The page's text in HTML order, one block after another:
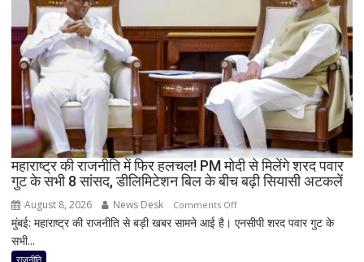
दिल
जितनी
जरूरी
दिमाग
की
सेहत
महाराष्ट्र की राजनीति में फिर हलचल! PM मोदी से मिलेंगे शरद पवार
गुट के सभी 8 सांसद, डीलिमिटेशन बिल के बीच बढ़ी सियासी अटकलें
August 8, 2026 News Desk Comments Offon
महाराष्ट्र
मुंबई: महाराष्ट्र की राजनीति से बड़ी खबर सामने आई है। एनसीपी शरद पवार गुट के
सभी...
राजनीति